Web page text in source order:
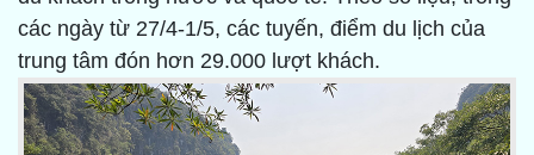
các ngày từ 27/4-1/5, các tuyến, điểm du lịch của
trung tâm đón hơn 29.000 lượt khách.